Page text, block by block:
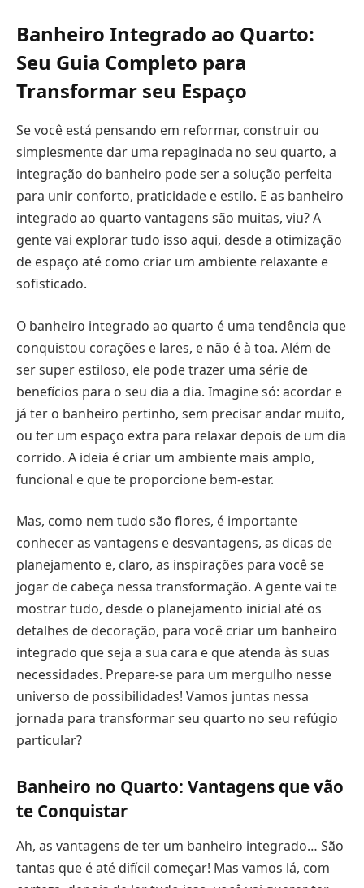
Banheiro Integrado ao Quarto:
Seu Guia Completo para
Transformar seu Espaço
Se você está pensando em reformar, construir ou
simplesmente dar uma repaginada no seu quarto, a
integração do banheiro pode ser a solução perfeita
para unir conforto, praticidade e estilo. E as banheiro
integrado ao quarto vantagens são muitas, viu? A
gente vai explorar tudo isso aqui, desde a otimização
de espaço até como criar um ambiente relaxante e
sofisticado.
O banheiro integrado ao quarto é uma tendência que
conquistou corações e lares, e não é à toa. Além de
ser super estiloso, ele pode trazer uma série de
benefícios para o seu dia a dia. Imagine só: acordar e
já ter o banheiro pertinho, sem precisar andar muito,
ou ter um espaço extra para relaxar depois de um dia
corrido. A ideia é criar um ambiente mais amplo,
funcional e que te proporcione bem-estar.
Mas, como nem tudo são flores, é importante
conhecer as vantagens e desvantagens, as dicas de
planejamento e, claro, as inspirações para você se
jogar de cabeça nessa transformação. A gente vai te
mostrar tudo, desde o planejamento inicial até os
detalhes de decoração, para você criar um banheiro
integrado que seja a sua cara e que atenda às suas
necessidades. Prepare-se para um mergulho nesse
universo de possibilidades! Vamos juntas nessa
jornada para transformar seu quarto no seu refúgio
particular?
Banheiro no Quarto: Vantagens que vão
te Conquistar
Ah, as vantagens de ter um banheiro integrado… São
tantas que é até difícil começar! Mas vamos lá, com